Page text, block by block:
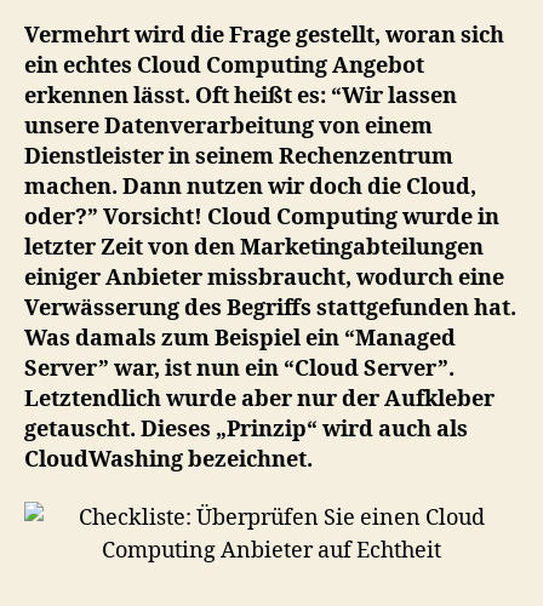
Cloud
Computing
Anbieter
auf
Echtheit
Vermehrt wird die Frage gestellt, woran sich
ein echtes Cloud Computing Angebot
erkennen lässt. Oft heißt es: “Wir lassen
unsere Datenverarbeitung von einem
Dienstleister in seinem Rechenzentrum
machen. Dann nutzen wir doch die Cloud,
oder?” Vorsicht! Cloud Computing wurde in
letzter Zeit von den Marketingabteilungen
einiger Anbieter missbraucht, wodurch eine
Verwässerung des Begriffs stattgefunden hat.
Was damals zum Beispiel ein “Managed
Server” war, ist nun ein “Cloud Server”.
Letztendlich wurde aber nur der Aufkleber
getauscht. Dieses „Prinzip“ wird auch als
CloudWashing bezeichnet.